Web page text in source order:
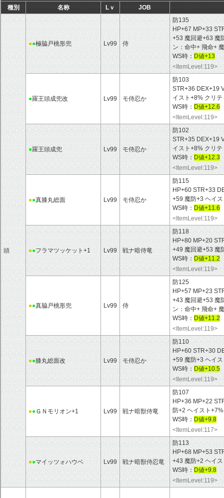
種別 名称 Lｖ JOB
頭
●●極脇戸桃形兜 Lv99 侍
防135
HP+67 MP+33
+53 魔回避+63 魔
ン：命中+ 飛命+
WS時： D値+13
<ItemLevel:119>
●羅王頭成兜改 Lv99 モ侍忍か
防103
STR+36 DEX+19
イスト+8% クリ
WS時： D値+12.6
<ItemLevel:119>
●羅王頭成兜 Lv99 モ侍忍か
防102
STR+35 DEX+19
イスト+8% クリ
WS時： D値+12.3
<ItemLevel:119>
●●真膝丸総面 Lv99 モ侍忍か
防115
HP+60 STR+33
+59 魔防+3 ヘイ
WS時： D値+11.6
<ItemLevel:119>
●●フラマツッケット+1 Lv99 戦ナ暗侍竜
防118
HP+80 MP+20
+49 魔回避+53 魔
WS時： D値+11.2
<ItemLevel:119>
●●真脇戸桃形兜 Lv99 侍
防125
HP+57 MP+23
+43 魔回避+53 魔
ン：命中+ 飛命+
WS時： D値+11.2
<ItemLevel:119>
●●膝丸総面改 Lv99 モ侍忍か
防110
HP+60 STR+30
+59 魔防+3 ヘイ
WS時： D値+10.5
<ItemLevel:119>
●●ＧＮモリオン+1 Lv99 戦ナ暗獣侍竜
防107
HP+36 MP+22
防+2 ヘイスト+7%
WS時： D値+9.8
<ItemLevel:117>
●●マイッツォハウベ Lv99 戦ナ暗獣侍忍竜
防113
HP+68 MP+53
+43 魔防+2 ヘイ
WS時： D値+9.8
<ItemLevel:119>